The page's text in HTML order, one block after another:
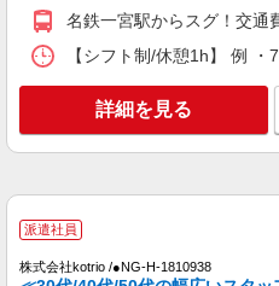
時給1500円
通費全支給(ガソ
一宮市
キープ
派遣社員
株式会社ブレイブ（マイナビグルー
高齢者向け住
名鉄一宮駅からスグ！交通
【シフト制/休憩1h】 例
詳細を見る
派遣社員
株式会社kotrio /●NG-H-1810938